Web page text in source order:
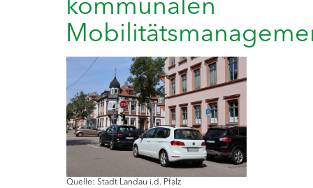
kommunalen
Quelle: Stadt Landau i.d. Pfalz